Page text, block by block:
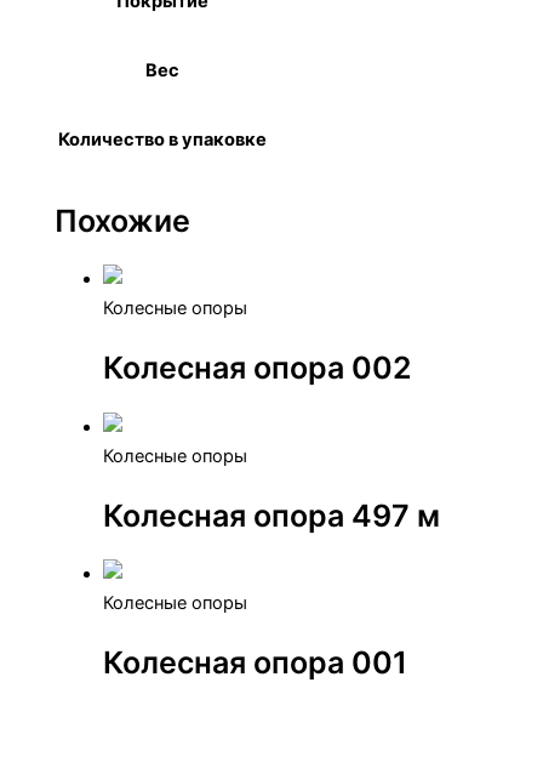
Вес
Количество в упаковке
Похожие
Колесные опоры
Колесная опора 002
Колесные опоры
Колесная опора 497 м
Колесные опоры
Колесная опора 001